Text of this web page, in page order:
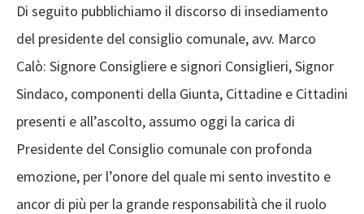
Di seguito pubblichiamo il discorso di insediamento
del presidente del consiglio comunale, avv. Marco
Calò: Signore Consigliere e signori Consiglieri, Signor
Sindaco, componenti della Giunta, Cittadine e Cittadini
presenti e all’ascolto, assumo oggi la carica di
Presidente del Consiglio comunale con profonda
emozione, per l’onore del quale mi sento investito e
ancor di più per la grande responsabilità che il ruolo